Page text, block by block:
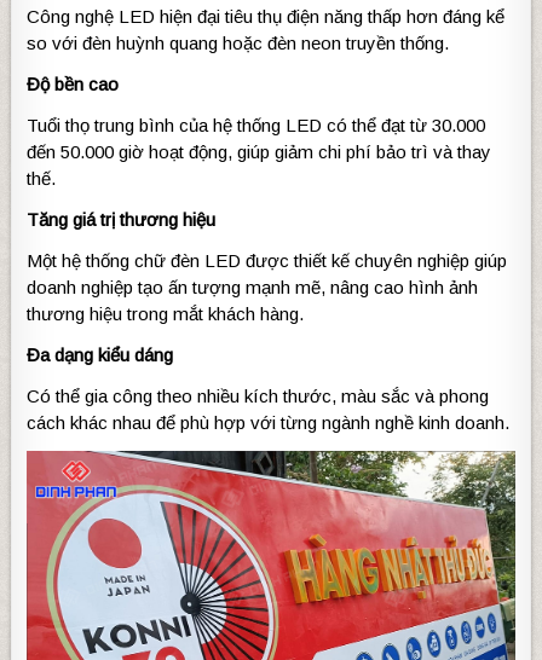
Công nghệ LED hiện đại tiêu thụ điện năng thấp hơn đáng kể
so với đèn huỳnh quang hoặc đèn neon truyền thống.
Độ bền cao
Tuổi thọ trung bình của hệ thống LED có thể đạt từ 30.000
đến 50.000 giờ hoạt động, giúp giảm chi phí bảo trì và thay
thế.
Tăng giá trị thương hiệu
Một hệ thống chữ đèn LED được thiết kế chuyên nghiệp giúp
doanh nghiệp tạo ấn tượng mạnh mẽ, nâng cao hình ảnh
thương hiệu trong mắt khách hàng.
Đa dạng kiểu dáng
Có thể gia công theo nhiều kích thước, màu sắc và phong
cách khác nhau để phù hợp với từng ngành nghề kinh doanh.